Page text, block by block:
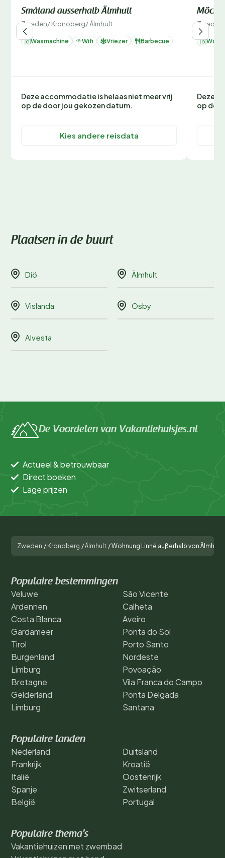
Småland ausserhalb Älmhult
Zweden/Kronoberg/Älmhult
Wasmachine Wifi Vriezer Barbecue
Deze accommodatie is helaas niet meer vrij
op de door jou gekozen datum.
Kies andere reisdata
Zweden
Deze
op de
Plaatsen in de buurt
Diö Älmhult
Vislanda Osby
Alvesta
De Voordelen van Vakantiehuisjes.nl
Actueel & betrouwbaar
Direct boeken
Lage prijzen
Zweden / Kronoberg /Älmhult /Wohnung Linné außerhalb von Älmhult
Populaire bestemmingen
Veluwe
Ardennen
Costa Blanca
Gardameer
Tirol
Burgenland
Limburg
Bretagne
Gelderland
Limburg
São Vicente
Calheta
Aveiro
Ponta do Sol
Porto Santo
Nordeste
Povoação
Vila Franca do Campo
Ponta Delgada
Santana
Populaire landen
Nederland
Frankrijk
Italië
Spanje
België
Duitsland
Kroatië
Oostenrijk
Zwitserland
Portugal
Populaire thema's
Vakantiehuizen met zwembad